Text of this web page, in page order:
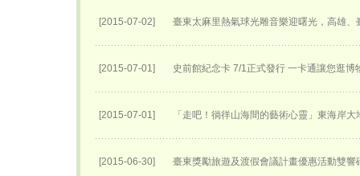
[2015-07-02] 臺東太麻里熱氣球光雕音樂迎曙光，高雄
[2015-07-01] 史前館紀念卡 7/1正式發行 一卡通讓您逛博
[2015-07-01] 「走吧！徜徉山海間的藝術心靈」東海岸
[2015-06-30] 臺東獎勵旅遊及渡假會議計畫優惠活動雙響